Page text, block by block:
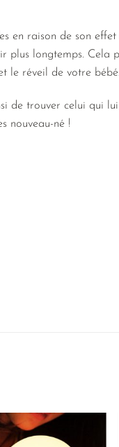
en raison de son effet
plus longtemps. Cela
le réveil de votre bébé.
de trouver celui qui
nouveau-né !